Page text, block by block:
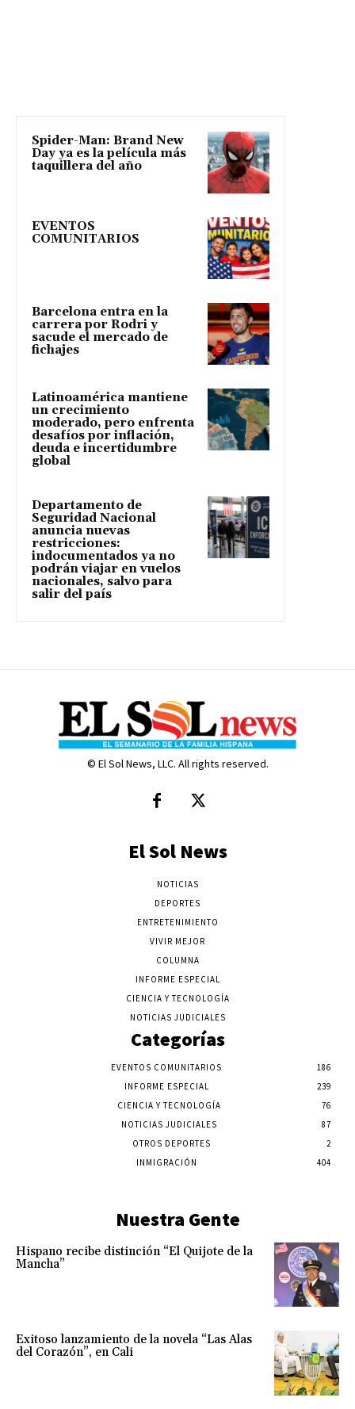
Spider-Man: Brand New
Day ya es la película más
taquillera del año
EVENTOS
COMUNITARIOS
Barcelona entra en la
carrera por Rodri y
sacude el mercado de
fichajes
Latinoamérica mantiene
un crecimiento
moderado, pero enfrenta
desafíos por inflación,
deuda e incertidumbre
global
Departamento de
Seguridad Nacional
anuncia nuevas
restricciones:
indocumentados ya no
podrán viajar en vuelos
nacionales, salvo para
salir del país
© El Sol News, LLC. All rights reserved.
El Sol News
NOTICIAS
DEPORTES
ENTRETENIMIENTO
VIVIR MEJOR
COLUMNA
INFORME ESPECIAL
CIENCIA Y TECNOLOGÍA
NOTICIAS JUDICIALES
Categorías
EVENTOS COMUNITARIOS
186
INFORME ESPECIAL
239
CIENCIA Y TECNOLOGÍA
76
NOTICIAS JUDICIALES
87
OTROS DEPORTES
2
INMIGRACIÓN
404
Nuestra Gente
Hispano recibe distinción “El Quijote de la
Mancha”
Exitoso lanzamiento de la novela “Las Alas
del Corazón”, en Cali